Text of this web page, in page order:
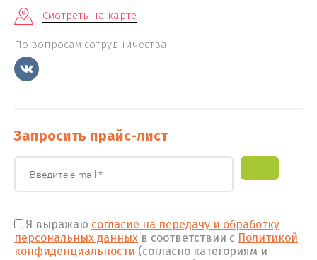
Смотреть на карте
По вопросам сотрудничества:
Запросить прайс-лист
Я выражаю согласие на передачу и обработку
персональных данных в соответствии с Политикой
конфиденциальности (согласно категориям и